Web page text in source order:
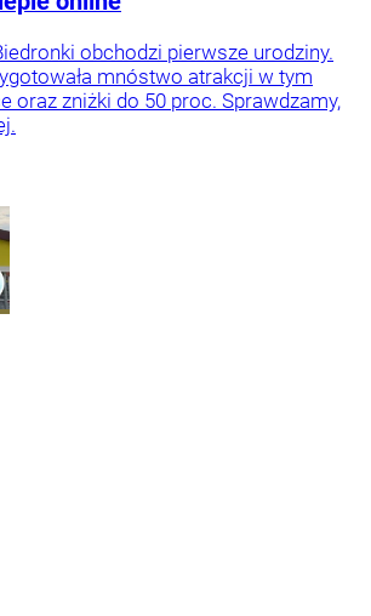
obchodzi pierwsze urodziny.
mnóstwo atrakcji w tym
oraz zniżki do 50 proc. Sprawdzamy,